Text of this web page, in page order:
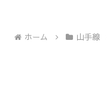
ホーム 山手線